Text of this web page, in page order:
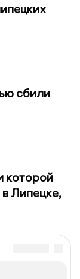
сбили
которой
Липецке,